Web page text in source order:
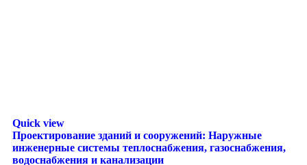
Quick view
Проектирование зданий и сооружений: Наружные
инженерные системы теплоснабжения, газоснабжения,
водоснабжения и канализации